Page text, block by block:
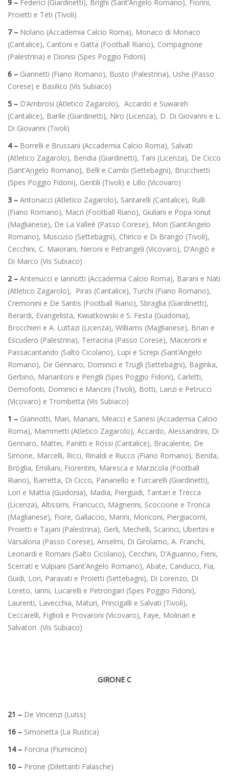
9 – Federici (Giardinetti), Brighi (Sant’Angelo Romano), Fiorini,
Proietti e Teti (Tivoli)
7 – Nolano (Accademia Calcio Roma), Monaco di Monaco
(Cantalice), Cantoni e Gatta (Football Riano), Compagnone
(Palestrina) e Dionisi (Spes Poggio Fidoni)
6 – Giannetti (Fiano Romano), Busto (Palestrina), Ushe (Passo
Corese) e Basilico (Vis Subiaco)
5 – D’Ambrosi (Atletico Zagarolo), Accardo e Suwareh
(Cantalice), Barile (Giardinetti), Niro (Licenza), D. Di Giovanni e L.
Di Giovanni (Tivoli)
4 – Borrelli e Brussani (Accademia Calcio Roma), Salvati
(Atletico Zagarolo), Bendia (Giardinetti), Tani (Licenza), De Cicco
(Sant’Angelo Romano), Belli e Cambi (Settebagni), Brucchietti
(Spes Poggio Fidoni), Gentili (Tivoli) e Lillo (Vicovaro)
3 – Antonacci (Atletico Zagarolo), Santarelli (Cantalice), Rulli
(Fiano Romano), Macrì (Football Riano), Giuliani e Popa Ionut
(Maglianese), De La Valleè (Passo Corese), Mori (Sant’Angelo
Romano), Muscuso (Settebagni), Chirico e Di Brango (Tivoli),
Cecchini, C. Maiorani, Neroni e Petrangeli (Vicovaro), D’Angiò e
Di Marco (Vis Subiaco)
2 – Antenucci e Iannotti (Accademia Calcio Roma), Barani e Nati
(Atletico Zagarolo), Piras (Cantalice), Turchi (Fiano Romano),
Cremonini e De Santis (Football Riano), Sbraglia (Giardinetti),
Berardi, Evangelista, Kwiatkowski e S. Festa (Guidonia),
Brocchieri e A. Luttazi (Licenza), Williams (Maglianese), Brian e
Escudero (Palestrina), Terracina (Passo Corese), Maceroni e
Passacantando (Salto Cicolano), Lupi e Screpi (Sant’Angelo
Romano), De Gennaro, Dominici e Trugli (Settebagni), Baginka,
Gerbino, Mariantoni e Pengili (Spes Poggio Fidoni), Carletti,
Demofonti, Dominici e Mancini (Tivoli), Botti, Lanzi e Petrucci
(Vicovaro) e Trombetta (Vis Subiaco)
1 – Giannotti, Mari, Mariani, Meacci e Sanesi (Accademia Calcio
Roma), Mammetti (Atletico Zagarolo), Accardo, Alessandrini, Di
Gennaro, Mattei, Panitti e Rossi (Cantalice), Bracalente, De
Simone, Marcelli, Ricci, Rinaldi e Rucco (Fiano Romano), Benda,
Broglia, Emiliani, Fiorentini, Maresca e Marzicola (Football
Riano), Barretta, Di Cicco, Panariello e Turcarelli (Giardinetti),
Lori e Mattia (Guidonia), Madia, Pierguidi, Tantari e Trecca
(Licenza), Altissimi, Francucci, Magnerini, Scoccione e Tronca
(Maglianese), Fiore, Gallaccio, Marini, Moriconi, Piergiacomi,
Proietti e Tajani (Palestrina), Gerli, Mechelli, Scarinci, Ubertini e
Varsalona (Passo Corese), Anselmi, Di Girolamo, A. Franchi,
Leonardi e Romani (Salto Cicolano), Cecchini, D’Aguanno, Fieni,
Scerrati e Vulpiani (Sant’Angelo Romano), Abate, Canducci, Fia,
Guidi, Lori, Paravati e Proietti (Settebagni), Di Lorenzo, Di
Loreto, Ianni, Lucarelli e Petrongari (Spes Poggio Fidoni),
Laurenti, Lavecchia, Maturi, Princigalli e Salvati (Tivoli),
Ceccarelli, Figlioli e Provaroni (Vicovaro), Faye, Molinari e
Salvatori (Vis Subiaco)
GIRONE C
21 – De Vincenzi (Luiss)
16 – Simonetta (La Rustica)
14 – Forcina (Fiumicino)
10 – Pirone (Dilettanti Falasche)